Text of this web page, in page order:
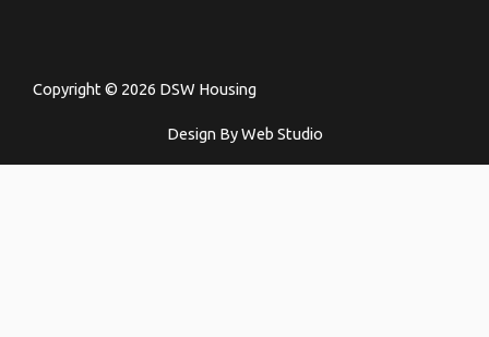
Copyright © 2026 DSW Housing
Design By Web Studio